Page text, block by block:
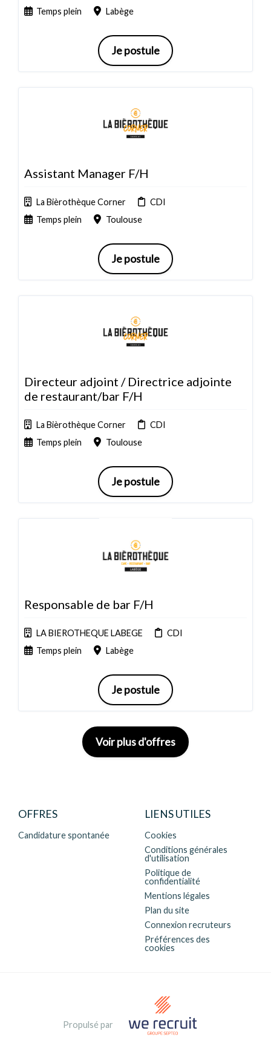
Temps plein
Labège
Je postule
Assistant Manager F/H
La Bièrothèque Corner
CDI
Temps plein
Toulouse
Je postule
Directeur adjoint / Directrice adjointe
de restaurant/bar F/H
La Bièrothèque Corner
CDI
Temps plein
Toulouse
Je postule
Responsable de bar F/H
LA BIEROTHEQUE LABEGE
CDI
Temps plein
Labège
Je postule
Voir plus d'offres
OFFRES
Candidature spontanée
LIENS UTILES
Cookies
Conditions générales
d'utilisation
Politique de
confidentialité
Mentions légales
Plan du site
Connexion recruteurs
Préférences des
cookies
Propulsé par